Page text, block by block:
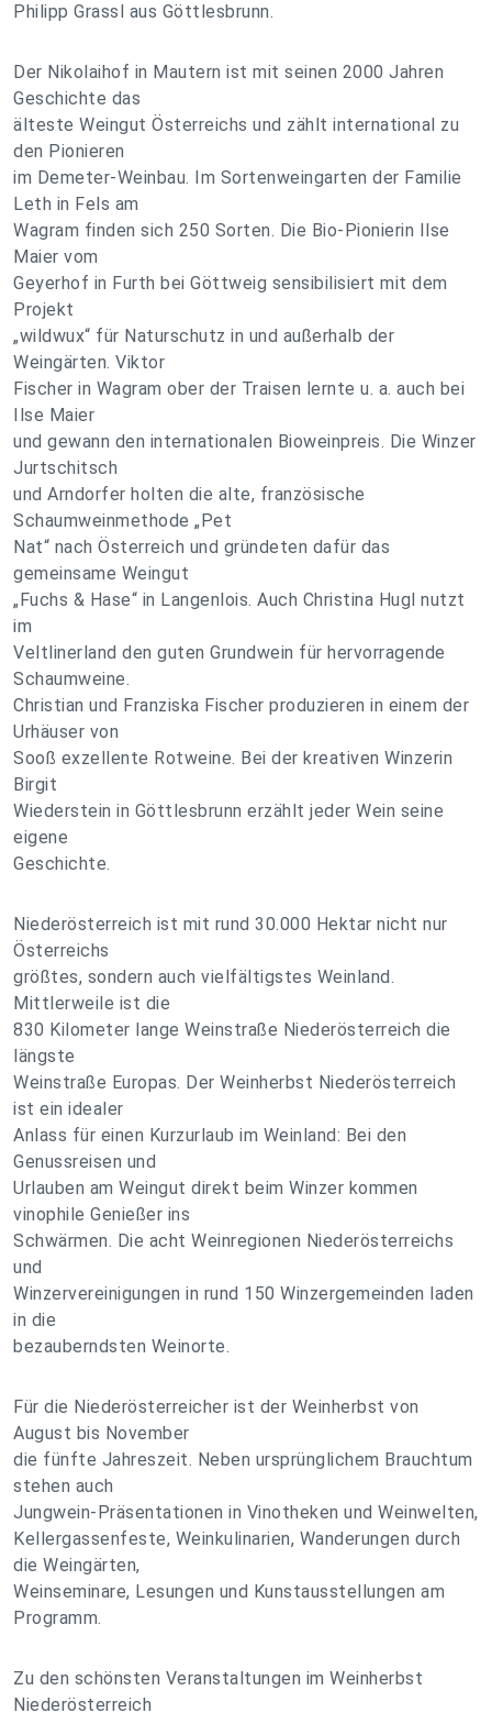
Philipp Grassl aus Göttlesbrunn.
Der Nikolaihof in Mautern ist mit seinen 2000 Jahren
Geschichte das
älteste Weingut Österreichs und zählt international zu
den Pionieren
im Demeter-Weinbau. Im Sortenweingarten der Familie
Leth in Fels am
Wagram finden sich 250 Sorten. Die Bio-Pionierin Ilse
Maier vom
Geyerhof in Furth bei Göttweig sensibilisiert mit dem
Projekt
„wildwux“ für Naturschutz in und außerhalb der
Weingärten. Viktor
Fischer in Wagram ober der Traisen lernte u. a. auch bei
Ilse Maier
und gewann den internationalen Bioweinpreis. Die Winzer
Jurtschitsch
und Arndorfer holten die alte, französische
Schaumweinmethode „Pet
Nat“ nach Österreich und gründeten dafür das
gemeinsame Weingut
„Fuchs & Hase“ in Langenlois. Auch Christina Hugl nutzt
im
Veltlinerland den guten Grundwein für hervorragende
Schaumweine.
Christian und Franziska Fischer produzieren in einem der
Urhäuser von
Sooß exzellente Rotweine. Bei der kreativen Winzerin
Birgit
Wiederstein in Göttlesbrunn erzählt jeder Wein seine
eigene
Geschichte.
Niederösterreich ist mit rund 30.000 Hektar nicht nur
Österreichs
größtes, sondern auch vielfältigstes Weinland.
Mittlerweile ist die
830 Kilometer lange Weinstraße Niederösterreich die
längste
Weinstraße Europas. Der Weinherbst Niederösterreich
ist ein idealer
Anlass für einen Kurzurlaub im Weinland: Bei den
Genussreisen und
Urlauben am Weingut direkt beim Winzer kommen
vinophile Genießer ins
Schwärmen. Die acht Weinregionen Niederösterreichs
und
Winzervereinigungen in rund 150 Winzergemeinden laden
in die
bezauberndsten Weinorte.
Für die Niederösterreicher ist der Weinherbst von
August bis November
die fünfte Jahreszeit. Neben ursprünglichem Brauchtum
stehen auch
Jungwein-Präsentationen in Vinotheken und Weinwelten,
Kellergassenfeste, Weinkulinarien, Wanderungen durch
die Weingärten,
Weinseminare, Lesungen und Kunstausstellungen am
Programm.
Zu den schönsten Veranstaltungen im Weinherbst
Niederösterreich